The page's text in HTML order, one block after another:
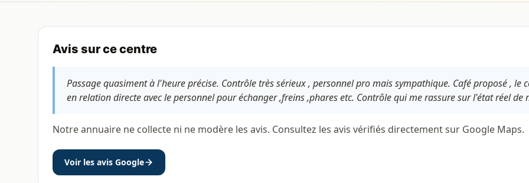
Avis sur ce centre
Passage quasiment à l'heure précise. Contrôle très sérieux , personnel pro mais sympathique. Café proposé ,
en relation directe avec le personnel pour échanger ,freins ,phares etc. Contrôle qui me rassure sur l'état réel de
Notre annuaire ne collecte ni ne modère les avis. Consultez les avis vérifiés directement sur Google Maps.
Voir les avis Google